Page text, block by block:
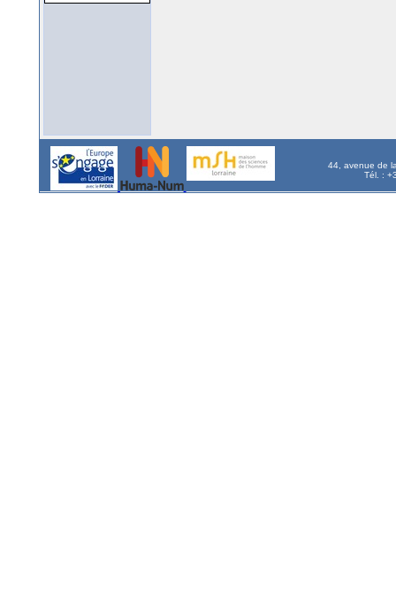
44, avenue de
Tél. :